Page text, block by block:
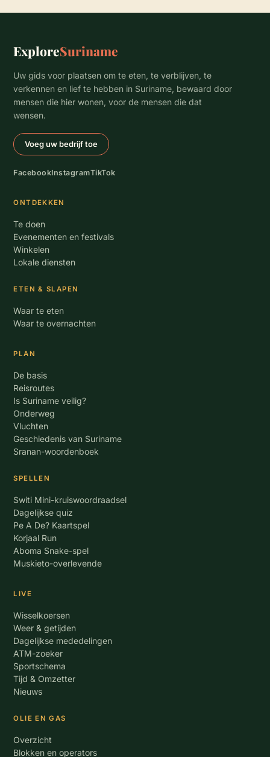
ExploreSuriname
Uw gids voor plaatsen om te eten, te verblijven, te
verkennen en lief te hebben in Suriname, bewaard door
mensen die hier wonen, voor de mensen die dat
wensen.
Voeg uw bedrijf toe
FacebookInstagramTikTok
ONTDEKKEN
Te doen
Evenementen en festivals
Winkelen
Lokale diensten
ETEN & SLAPEN
Waar te eten
Waar te overnachten
PLAN
De basis
Reisroutes
Is Suriname veilig?
Onderweg
Vluchten
Geschiedenis van Suriname
Sranan-woordenboek
SPELLEN
Switi Mini-kruiswoordraadsel
Dagelijkse quiz
Pe A De? Kaartspel
Korjaal Run
Aboma Snake-spel
Muskieto-overlevende
LIVE
Wisselkoersen
Weer & getijden
Dagelijkse mededelingen
ATM-zoeker
Sportschema
Tijd & Omzetter
Nieuws
OLIE EN GAS
Overzicht
Blokken en operators